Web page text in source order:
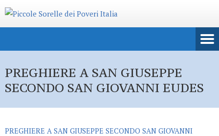
PREGHIERE A SAN GIUSEPPE
SECONDO SAN GIOVANNI EUDES
PREGHIERE A SAN GIUSEPPE SECONDO SAN GIOVANNI